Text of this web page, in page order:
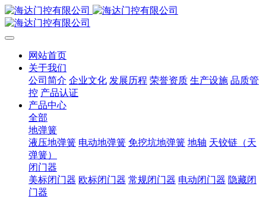
网站首页
关于我们
公司简介 企业文化 发展历程 荣誉资质 生产设施 品质管
控 产品认证
产品中心
全部
地弹簧
液压地弹簧 电动地弹簧 免挖坑地弹簧 地轴 天铰链（天
弹簧）
闭门器
美标闭门器 欧标闭门器 常规闭门器 电动闭门器 隐藏闭
门器